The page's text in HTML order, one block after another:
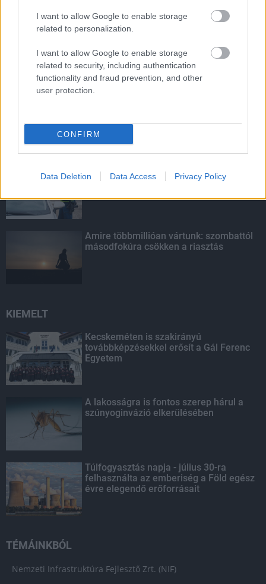
I want to allow Google to enable storage
related to personalization.
I want to allow Google to enable storage
related to security, including authentication
functionality and fraud prevention, and other
user protection.
CONFIRM
Data Deletion Data Access Privacy Policy
HIRDETÉS
LEGOLVASOTTABB
múlt Bicske vízellátása
Egyhetes országos ellenőrzést tart a
rendőrség a utakon
Amire többmillióan vártunk: szombattól
másodfokúra csökken a riasztás
KIEMELT
Kecskeméten is szakirányú
továbbképzésekkel erősít a Gál Ferenc
Egyetem
A lakosságra is fontos szerep hárul a
szúnyoginvázió elkerülésében
Túlfogyasztás napja - július 30-ra
felhasználta az emberiség a Föld egész
évre elegendő erőforrásait
TÉMÁINKBÓL
Nemzeti Infrastruktúra Fejlesztő Zrt. (NIF)